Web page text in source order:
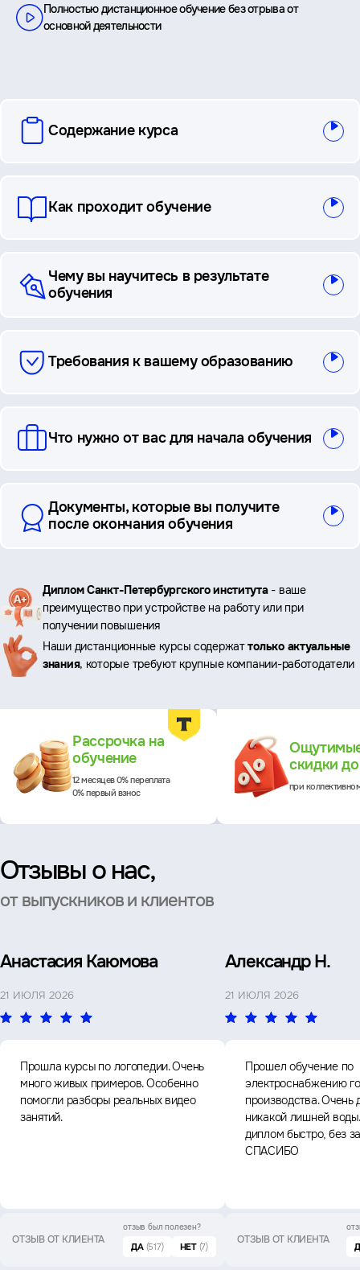
Полностью дистанционное обучение без отрыва от
основной деятельности
вопросы
Содержание курса
Как проходит обучение
Чему вы научитесь в результате
обучения
Требования к вашему образованию
Что нужно от вас для начала обучения
Документы, которые вы получите
после окончания обучения
Ключевые
преимущества
Диплом Санкт-Петербургского института- ваше
преимущество при устройстве на работу или при
получении повышения
Наши дистанционные курсы содержаттолько актуальные
знания, которые требуют крупные компании-работодатели
Рассрочка на
обучение
12 месяцев 0% переплата
0% первый взнос
скидки
при
Отзывы о нас,
от выпускников и клиентов
Анастасия Каюмова
21 ИЮЛЯ 2026
Прошла курсы по логопедии. Очень
много живых примеров. Особенно
помогли разборы реальных видео
занятий.
ОТЗЫВ ОТ КЛИЕНТА
отзыв был полезен?
ДА (517) НЕТ (7)
Александр Н.
21 ИЮЛЯ 2026
Прошел обучение по
электроснабжению
производства. Очень
никакой лишней
диплом быстро, без
СПАСИБО
ОТЗЫВ ОТ КЛИЕНТА